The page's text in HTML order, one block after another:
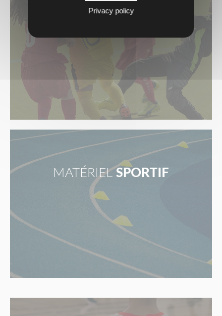
TEXTILES SPORTIFS
MATÉRIEL SPORTIF
Privacy policy